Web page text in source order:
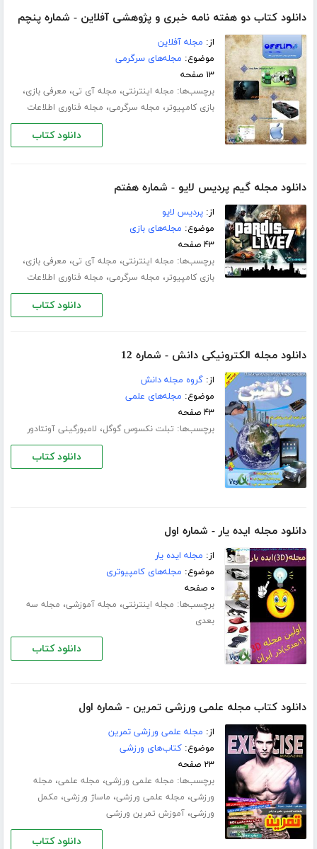
دانلود کتاب دو هفته نامه خبری و پژوهشی آفلاین - شماره پنچم
از: مجله آفلاین
موضوع: مجله‌های سرگرمی
۱۳ صفحه
برچسب‌ها: مجله اینترنتی، مجله آی تی، معرفی بازی،
بازی کامپیوتر، مجله سرگرمی، مجله فناوری اطلاعات
دانلود کتاب
دانلود مجله گیم پردیس لایو - شماره هفتم
از:پردیس لایو
موضوع: مجله‌های بازی
۴۳ صفحه
برچسب‌ها: مجله اینترنتی، مجله آی تی، معرفی بازی،
بازی کامپیوتر، مجله سرگرمی، مجله فناوری اطلاعات
دانلود کتاب
دانلود مجله الکترونیکی دانش - شماره 12
از:گروه مجله دانش
موضوع: مجله‌های علمی
۴۳ صفحه
برچسب‌ها: تبلت نکسوس گوگل، لامبورگینی آونتادور
دانلود کتاب
دانلود مجله ایده یار - شماره اول
از: مجله ایده یار
موضوع: مجله‌های کامپیوتری
۰ صفحه
برچسب‌ها: مجله اینترنتی، مجله آموزشی، مجله سه
بعدی
دانلود کتاب
دانلود کتاب مجله علمی ورزشی تمرین - شماره اول
از: مجله علمی ورزشی تمرین
موضوع:کتاب‌های ورزشی
۲۳ صفحه
برچسب‌ها: مجله علمی ورزشی، مجله علمی، مجله
ورزشی، مجله علمی ورزشی، ماساژ ورزشی، مکمل
ورزشی،آموزش تمرین ورزشی
دانلود کتاب